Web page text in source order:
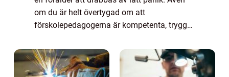
om du är helt övertygad om att
förskolepedagogerna är kompetenta, trygga
dig hela sitt liv, kan hen verkligen klar...